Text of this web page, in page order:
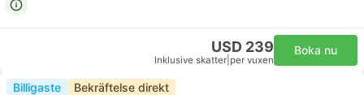
USD 239
Inklusive skatter per vuxen
Boka nu
Billigaste Bekräftelse direkt